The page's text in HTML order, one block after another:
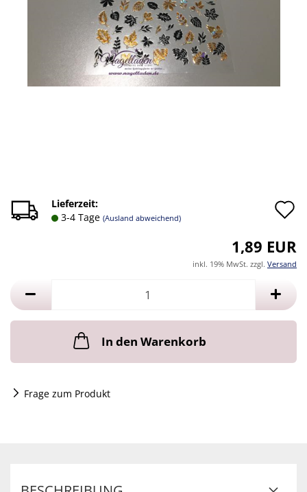
Lieferzeit:
3-4 Tage (Ausland abweichend)
1,89 EUR
inkl. 19% MwSt. zzgl. Versand
In den Warenkorb
Frage zum Produkt